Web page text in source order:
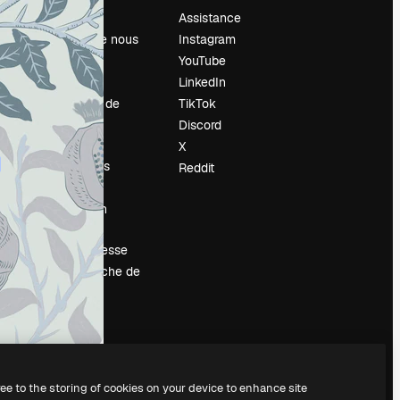
Prix
À propos de nous
Avis
Carrières
Tendances de
recherche
Blog
Événements
Slidesgo
Vendre mon
contenu
Salle de presse
À la recherche de
magnific.ai
Assistance
Instagram
YouTube
LinkedIn
TikTok
Discord
X
Reddit
to the storing of cookies on your device to enhance site